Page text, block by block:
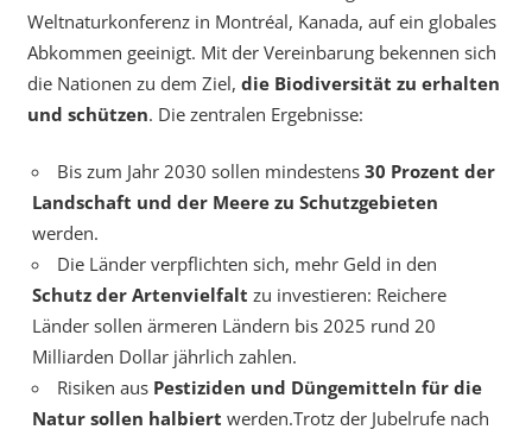
Weltnaturkonferenz in Montréal, Kanada, auf ein globales
Abkommen geeinigt. Mit der Vereinbarung bekennen sich
die Nationen zu dem Ziel, die Biodiversität zu erhalten
und schützen. Die zentralen Ergebnisse:
Bis zum Jahr 2030 sollen mindestens 30 Prozent der
Landschaft und der Meere zu Schutzgebieten
werden.
Die Länder verpflichten sich, mehr Geld in den
Schutz der Artenvielfalt zu investieren: Reichere
Länder sollen ärmeren Ländern bis 2025 rund 20
Milliarden Dollar jährlich zahlen.
Risiken aus Pestiziden und Düngemitteln für die
Natur sollen halbiert werden.Trotz der Jubelrufe nach